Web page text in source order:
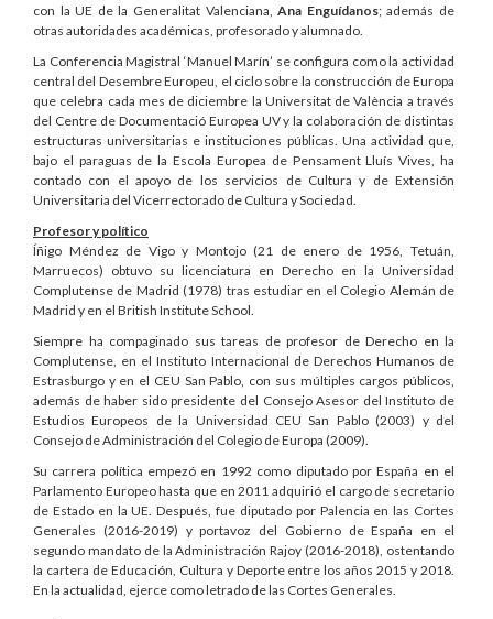
con la UE de la Generalitat Valenciana,Ana Enguídanos; además de
otras autoridades académicas, profesorado y alumnado.
La Conferencia Magistral ‘Manuel Marín’ se configura como la actividad
central del Desembre Europeu, el ciclo sobre la construcción de Europa
que celebra cada mes de diciembre la Universitat de València a través
del Centre de Documentació Europea UV y la colaboración de distintas
estructuras universitarias e instituciones públicas. Una actividad que,
bajo el paraguas de la Escola Europea de Pensament Lluís Vives, ha
contado con el apoyo de los servicios de Cultura y de Extensión
Universitaria del Vicerrectorado de Cultura y Sociedad.
Profesor y político
Íñigo Méndez de Vigo y Montojo (21 de enero de 1956, Tetuán,
Marruecos) obtuvo su licenciatura en Derecho en la Universidad
Complutense de Madrid (1978) tras estudiar en el Colegio Alemán de
Madrid y en el British Institute School.
Siempre ha compaginado sus tareas de profesor de Derecho en la
Complutense, en el Instituto Internacional de Derechos Humanos de
Estrasburgo y en el CEU San Pablo, con sus múltiples cargos públicos,
además de haber sido presidente del Consejo Asesor del Instituto de
Estudios Europeos de la Universidad CEU San Pablo (2003) y del
Consejo de Administración del Colegio de Europa (2009).
Su carrera política empezó en 1992 como diputado por España en el
Parlamento Europeo hasta que en 2011 adquirió el cargo de secretario
de Estado en la UE. Después, fue diputado por Palencia en las Cortes
Generales (2016-2019) y portavoz del Gobierno de España en el
segundo mandato de la Administración Rajoy (2016-2018), ostentando
la cartera de Educación, Cultura y Deporte entre los años 2015 y 2018.
En la actualidad, ejerce como letrado de las Cortes Generales.